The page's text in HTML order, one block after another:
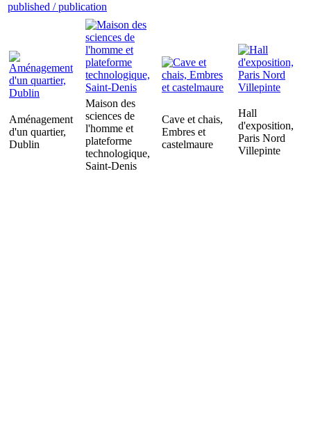
published / publication
Aménagement
d'un quartier,
Dublin
Maison des
sciences de
l'homme et
plateforme
technologique,
Saint-Denis
Cave et chais,
Embres et
castelmaure
Hall
d'exposition,
Paris Nord
Villepinte